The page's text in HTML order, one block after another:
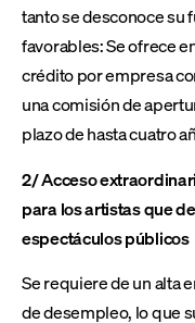
tanto se desconoce su
favorables: Se ofrece
crédito por empresa
una comisión de
plazo de hasta cuatro
2/ Acceso
para los artistas que
espectáculos públicos
Se requiere de un alta
de desempleo, lo que